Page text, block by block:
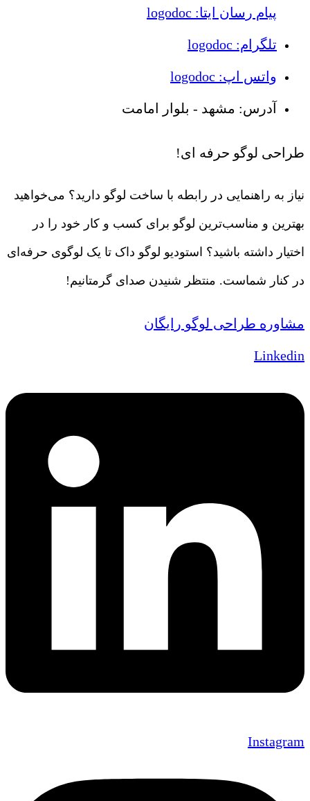
پیام رسان ایتا: logodoc
تلگرام: logodoc
واتس اپ: logodoc
آدرس: مشهد - بلوار امامت
طراحی لوگو حرفه ای!
نیاز به راهنمایی در رابطه با ساخت لوگو دارید؟ می‌خواهید
بهترین و مناسب‌ترین لوگو برای کسب و کار خود را در
اختیار داشته باشید؟ استودیو لوگو داک تا یک لوگوی حرفه‌ای
در کنار شماست. منتظر شنیدن صدای گرمتانیم!
مشاوره طراحی لوگو رایگان
Linkedin
Instagram